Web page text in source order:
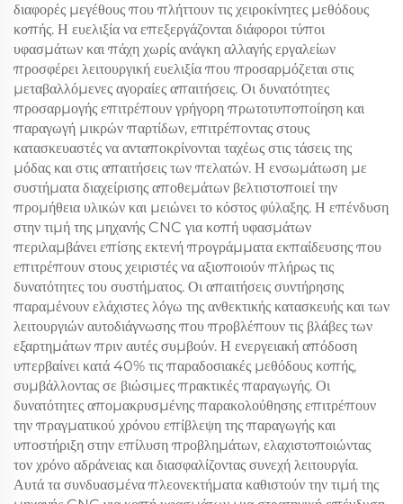
διαφορές μεγέθους που πλήττουν τις χειροκίνητες μεθόδους
κοπής. Η ευελιξία να επεξεργάζονται διάφοροι τύποι
υφασμάτων και πάχη χωρίς ανάγκη αλλαγής εργαλείων
προσφέρει λειτουργική ευελιξία που προσαρμόζεται στις
μεταβαλλόμενες αγοραίες απαιτήσεις. Οι δυνατότητες
προσαρμογής επιτρέπουν γρήγορη πρωτοτυποποίηση και
παραγωγή μικρών παρτίδων, επιτρέποντας στους
κατασκευαστές να ανταποκρίνονται ταχέως στις τάσεις της
μόδας και στις απαιτήσεις των πελατών. Η ενσωμάτωση με
συστήματα διαχείρισης αποθεμάτων βελτιστοποιεί την
προμήθεια υλικών και μειώνει το κόστος φύλαξης. Η επένδυση
στην τιμή της μηχανής CNC για κοπή υφασμάτων
περιλαμβάνει επίσης εκτενή προγράμματα εκπαίδευσης που
επιτρέπουν στους χειριστές να αξιοποιούν πλήρως τις
δυνατότητες του συστήματος. Οι απαιτήσεις συντήρησης
παραμένουν ελάχιστες λόγω της ανθεκτικής κατασκευής και των
λειτουργιών αυτοδιάγνωσης που προβλέπουν τις βλάβες των
εξαρτημάτων πριν αυτές συμβούν. Η ενεργειακή απόδοση
υπερβαίνει κατά 40% τις παραδοσιακές μεθόδους κοπής,
συμβάλλοντας σε βιώσιμες πρακτικές παραγωγής. Οι
δυνατότητες απομακρυσμένης παρακολούθησης επιτρέπουν
την πραγματικού χρόνου επίβλεψη της παραγωγής και
υποστήριξη στην επίλυση προβλημάτων, ελαχιστοποιώντας
τον χρόνο αδράνειας και διασφαλίζοντας συνεχή λειτουργία.
Αυτά τα συνδυασμένα πλεονεκτήματα καθιστούν την τιμή της